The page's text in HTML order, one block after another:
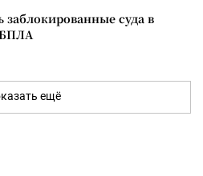
заблокированные суда в
БПЛА
ещё